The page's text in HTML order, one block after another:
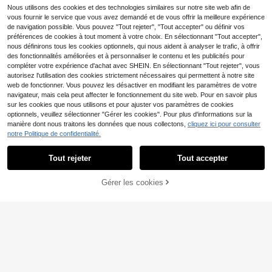
e, cadeau d'anniversaire
5
1 pièce Collier personnalisé en acie
r inoxydable avec lettre en zircone,
collier court personnalisé en or ave
c surnom, cadeau idéal pour la petit
7
ur femmes, cadeau de Noël pour gr
and-mère
able avec lettre, collier pendentif en
Dès 7,45€
En cliquant sur "Personnaliser", vous acceptez les conditions générales.
Personnalisez maintenant
Nous utilisons des cookies et des technologies similaires sur notre site web afin de
vous fournir le service que vous avez demandé et de vous offrir la meilleure expérience
de navigation possible. Vous pouvez "Tout rejeter", "Tout accepter" ou définir vos
préférences de cookies à tout moment à votre choix. En sélectionnant "Tout accepter",
nous définirons tous les cookies optionnels, qui nous aident à analyser le trafic, à offrir
des fonctionnalités améliorées et à personnaliser le contenu et les publicités pour
compléter votre expérience d'achat avec SHEIN. En sélectionnant "Tout rejeter", vous
autorisez l'utilisation des cookies strictement nécessaires qui permettent à notre site
web de fonctionner. Vous pouvez les désactiver en modifiant les paramètres de votre
navigateur, mais cela peut affecter le fonctionnement du site web. Pour en savoir plus
sur les cookies que nous utilisons et pour ajuster vos paramètres de cookies
optionnels, veuillez sélectionner "Gérer les cookies". Pour plus d'informations sur la
manière dont nous traitons les données que nous collectons, cliquez ici pour consulter
notre Politique de confidentialité.
Tout rejeter Tout accepter
Gérer les cookies